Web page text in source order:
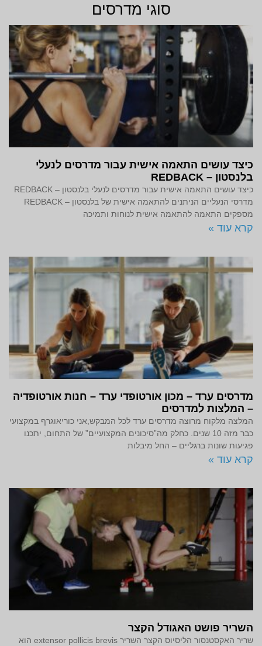
סוגי מדרסים
כיצד עושים התאמה אישית עבור מדרסים לנעלי
בלנסטון – REDBACK
כיצד עושים התאמה אישית עבור מדרסים לנעלי בלנסטון – REDBACK
מדרסי הנעליים הניתנים להתאמה אישית של בלנסטון – REDBACK
מספקים התאמה להתאמה אישית לנוחות ותמיכה
קרא עוד »
מדרסים ערד – מכון אורטופדי ערד – חנות אורטופדיה
– המלצות למדרסים
המלצה מלקוח מרוצה מדרסים ערד לכל המבקש,אני כוריאוגרף במקצועי
כבר מזה 10 שנים. כחלק מה”סיכונים המקצועיים” של התחום, יתכנו
פגיעות שונות ברגליים – החל מיבלות
קרא עוד »
השריר פושט האגודל הקצר
שריר האקסטנסור הליסיוס הקצר השריר extensor pollicis brevis הוא